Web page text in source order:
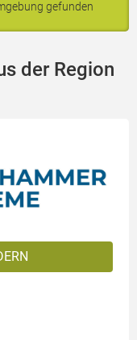
gefunden
der Region